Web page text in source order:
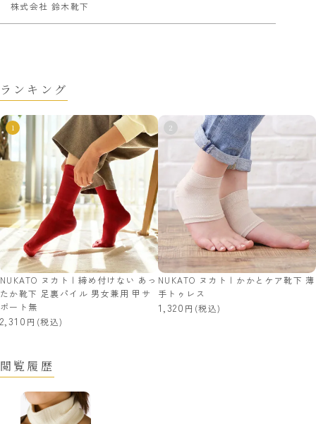
株式会社 鈴木靴下
ランキング
NUKATO ヌカト | 締め付けない あっ
たか靴下 足裏パイル 男女兼用 甲サ
ポート無
2,310 (税込)
NUKATO ヌカト | かかとケア靴下 薄
手トゥレス
1,320 (税込)
閲覧履歴